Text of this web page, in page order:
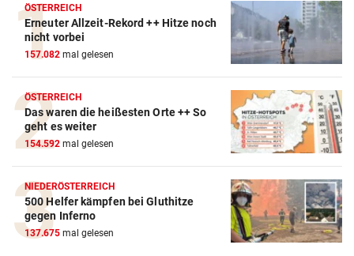
ÖSTERREICH
Erneuter Allzeit-Rekord ++ Hitze noch
nicht vorbei
157.082 mal gelesen
ÖSTERREICH
Das waren die heißesten Orte ++ So
geht es weiter
154.592 mal gelesen
NIEDERÖSTERREICH
500 Helfer kämpfen bei Gluthitze
gegen Inferno
137.675 mal gelesen